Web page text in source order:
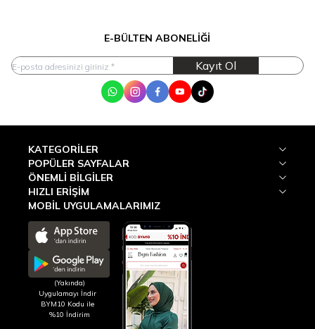
E-BÜLTEN ABONELIĞI
Kayıt Ol
WhatsApp
InstagramFacebook
YoutubeTik Tok
KATEGORILER
POPÜLER SAYFALAR
ÖNEMLI BILGILER
HIZLI ERIŞIM
MOBİL UYGULAMALARIMIZ
(Yakında)
Uygulamayı İndir
BYM10 Kodu ile
%10 İndirim